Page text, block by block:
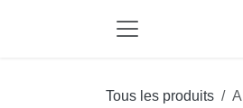
Tous les produits